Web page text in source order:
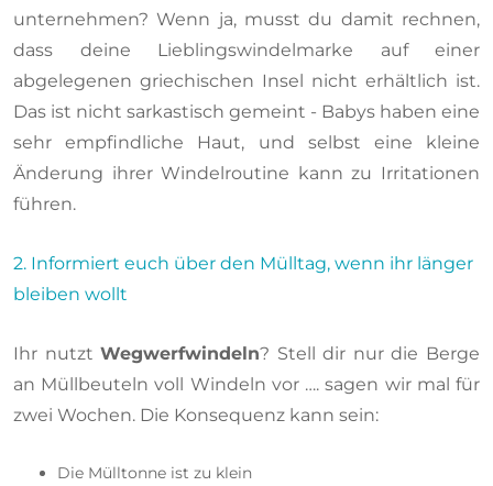
unternehmen? Wenn ja, musst du damit rechnen,
dass deine Lieblingswindelmarke auf einer
abgelegenen griechischen Insel nicht erhältlich ist.
Das ist nicht sarkastisch gemeint - Babys haben eine
sehr empfindliche Haut, und selbst eine kleine
Änderung ihrer Windelroutine kann zu Irritationen
führen.
2. Informiert euch über den Mülltag, wenn ihr länger
bleiben wollt
Ihr nutztWegwerfwindeln? Stell dir nur die Berge
an Müllbeuteln voll Windeln vor …. sagen wir mal für
zwei Wochen. Die Konsequenz kann sein:
Die Mülltonne ist zu klein